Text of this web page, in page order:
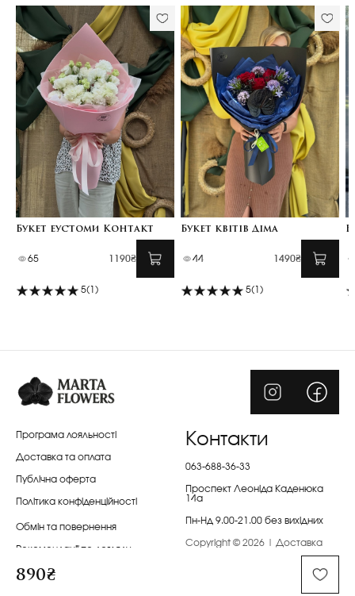
890₴
Букет еустоми Контакт
65 1190₴
5(1)
Букет квітів Діма
44 1490₴
5(1)
Програма лояльності
Доставка та оплата
Публічна оферта
Політика конфіденційності
Обмін та повернення
Рекомендації по догляду
Заміна квітів
Контакти
063-688-36-33
Проспект Леоніда Каденюка
14а
Пн-Нд 9.00-21.00 без вихідних
Copyright © 2026 | Доставка